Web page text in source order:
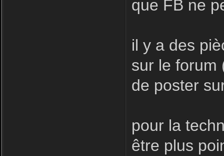
que FB ne
il y a des
sur le forum
de poster
pour la
être plus